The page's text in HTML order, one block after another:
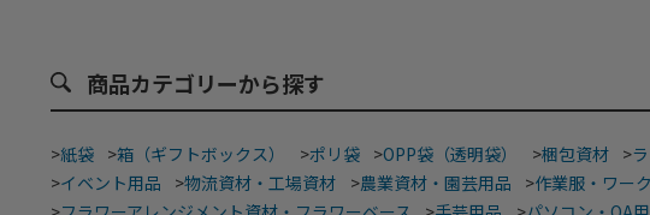
商品カテゴリーから探す
>紙袋 >箱（ギフトボックス） >ポリ袋 >OPP袋（透明袋） >梱包資材 >
>イベント用品 >物流資材・工場資材 >農業資材・園芸用品 >作業服・ワー